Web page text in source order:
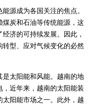
源成为各国关注的焦点。
煤炭和石油等传统能源，这
济的可持续发展。因此，
型、应对气候变化的必然
是太阳能和风能。越南的地
近年来，越南的太阳能装
阳能市场之一。此外，越